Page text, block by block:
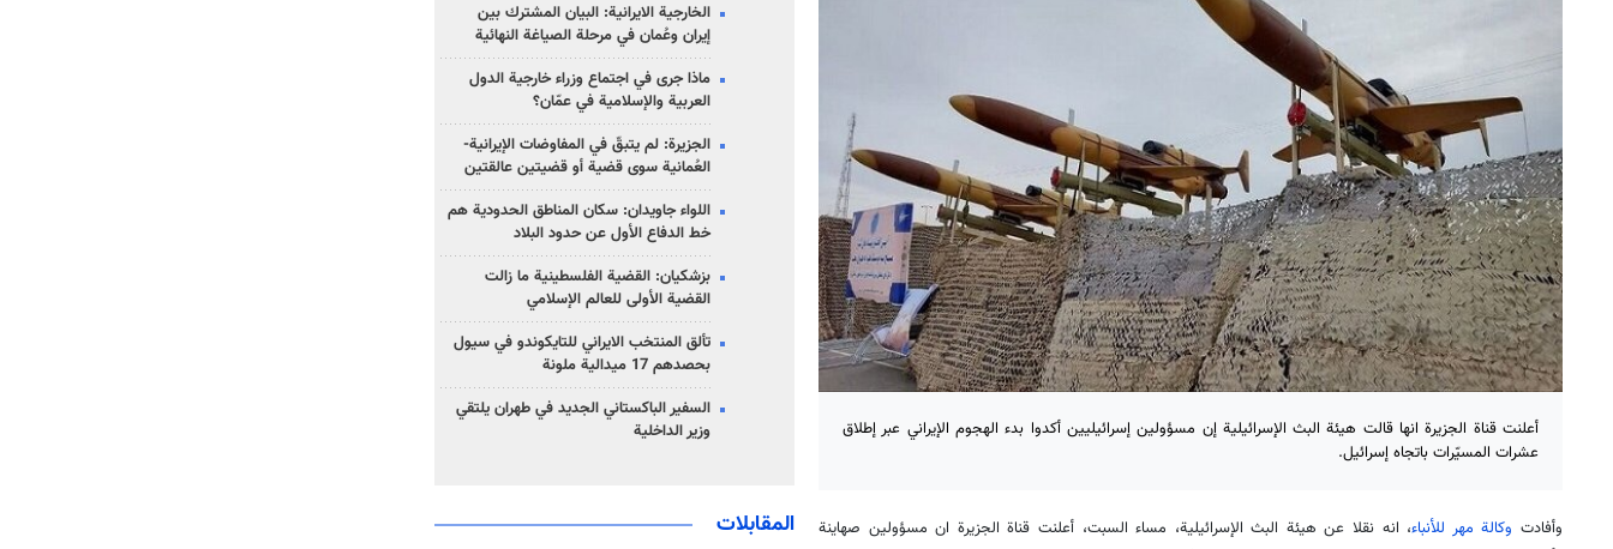
أعلنت قناة الجزيرة انها قالت هيئة البث الإسرائيلية إن مسؤولين إسرائيليين أكدوا بدء الهجوم الإيراني عبر إطلاق
عشرات المسيّرات باتجاه إسرائيل.
وأفادت وكالة مهر للأنباء، انه نقلا عن هيئة البث الإسرائيلية، مساء السبت، أعلنت قناة الجزيرة ان مسؤولين صهاينة
الخارجية الايرانية: البيان المشترك بين
إيران وعُمان في مرحلة الصياغة النهائية
ماذا جرى في اجتماع وزراء خارجية الدول
العربية والإسلامية في عمّان؟
الجزيرة: لم يتبقّ في المفاوضات الإيرانية-
العُمانية سوى قضية أو قضيتين عالقتين
اللواء جاويدان: سكان المناطق الحدودية هم
خط الدفاع الأول عن حدود البلاد
بزشكيان: القضية الفلسطينية ما زالت
القضية الأولى للعالم الإسلامي
تألق المنتخب الايراني للتايكوندو في سيول
بحصدهم 17 ميدالية ملونة
السفير الباكستاني الجديد في طهران يلتقي
وزير الداخلية
المقابلات